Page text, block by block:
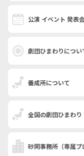
公演 イベント 発表
劇団ひまわりについ
養成所について
全国の劇団ひまわり
砂岡事務所 （専属